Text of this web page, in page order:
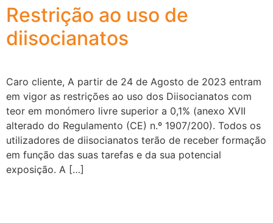
Restrição ao uso de
diisocianatos
Caro cliente, A partir de 24 de Agosto de 2023 entram
em vigor as restrições ao uso dos Diisocianatos com
teor em monómero livre superior a 0,1% (anexo XVII
alterado do Regulamento (CE) n.º 1907/200). Todos os
utilizadores de diisocianatos terão de receber formação
em função das suas tarefas e da sua potencial
exposição. A […]